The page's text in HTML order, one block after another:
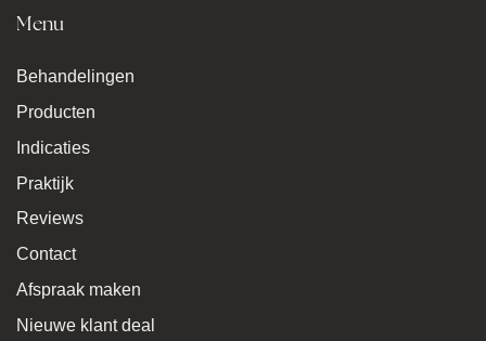
Menu
Behandelingen
Producten
Indicaties
Praktijk
Reviews
Contact
Afspraak maken
Nieuwe klant deal